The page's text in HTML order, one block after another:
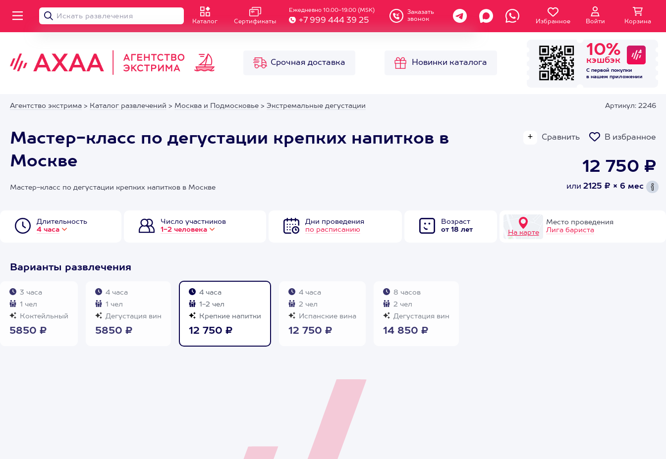
Каталог Сертификаты
Ежедневно 10.00-19.00 (MSK)
+7 999 444 39 25
Заказать
звонок
Избранное Войти Корзина
Срочная доставка Новинки каталога
10%
кэшбэк
С первой покупки
в нашем приложении
Агентство экстрима > Каталог развлечений > Москва и Подмосковье > Экстремальные дегустации Артикул: 2246
Мастер-класс по дегустации крепких напитков в
Москве
Сравнить В избранное
12 750 ₽
или 2125 ₽ × 6 мес
Мастер-класс по дегустации крепких напитков в Москве
Длительность
4 часа
Число участников
1-2 человека
Дни проведения
по расписанию
Возраст
от 18 лет
На карте
Место проведения
Лига бариста
Варианты развлечения
3 часа
1 чел
Коктейльный
5850 ₽
4 часа
1 чел
Дегустация вин
5850 ₽
4 часа
1-2 чел
Крепкие напитки
12 750 ₽
4 часа
2 чел
Испанские вина
12 750 ₽
8 часов
2 чел
Дегустация вин
14 850 ₽